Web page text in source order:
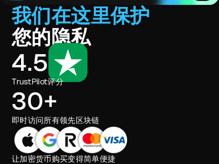
我们在这里保护
您的隐私
4.5
TrustPilot评分
30+
即时访问所有领先区块链
让加密货币购买变得简单便捷